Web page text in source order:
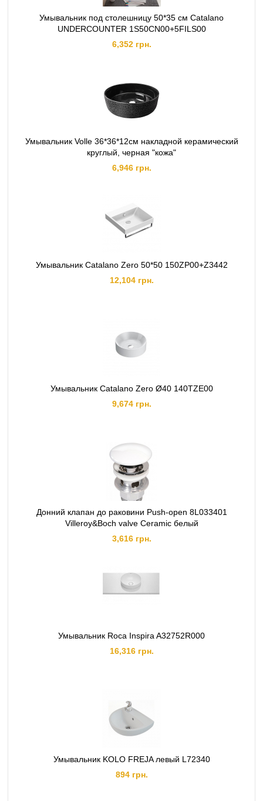
Умывальник под столешницу 50*35 см Catalano
UNDERCOUNTER 1S50CN00+5FILS00
6,352 грн.
Умывальник Volle 36*36*12см накладной керамический
круглый, черная "кожа"
6,946 грн.
Умывальник Catalano Zero 50*50 150ZP00+Z3442
12,104 грн.
Умывальник Catalano Zero Ø40 140TZE00
9,674 грн.
Донний клапан до раковини Push-open 8L033401
Villeroy&Boch valve Ceramic белый
3,616 грн.
Умывальник Roca Inspira A32752R000
16,316 грн.
Умывальник KOLO FREJA левый L72340
894 грн.